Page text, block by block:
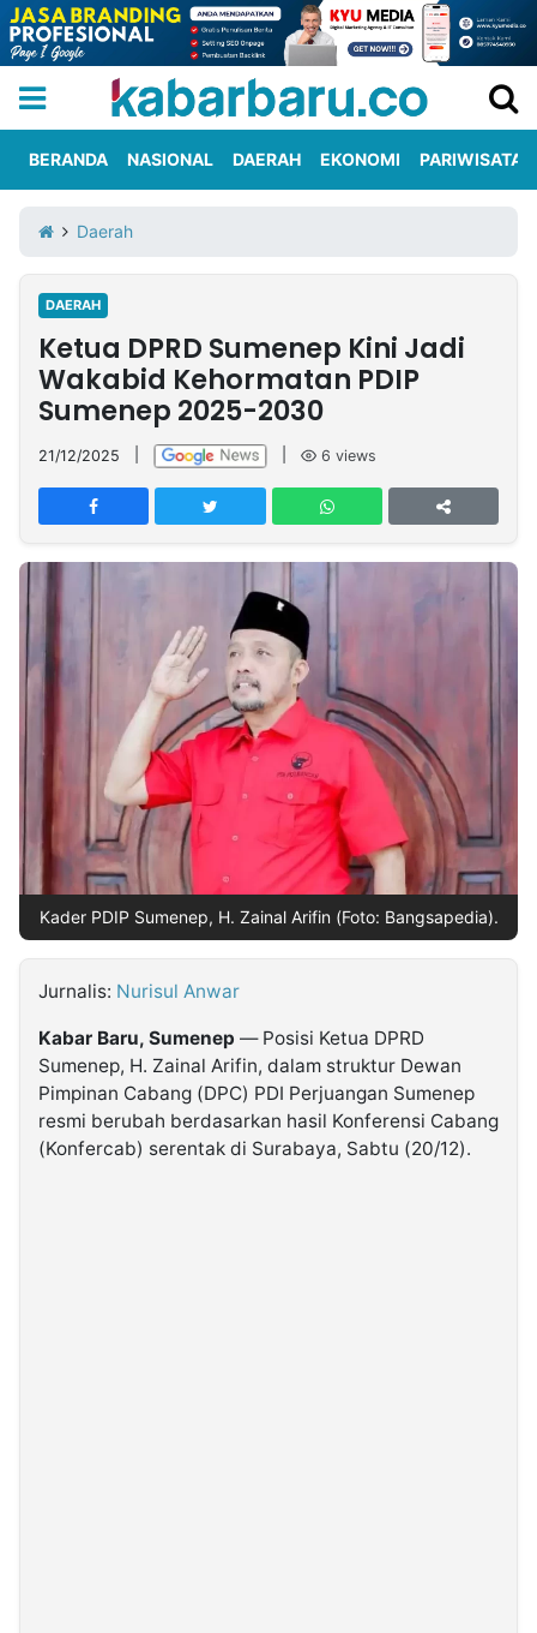
Iklan
Berita
Kami
Nasional
International
Olahraga
Entertainment
Daerah
Pariwisata
Kuliner
Kolom
Network
PT
TREETAN
INDONESIA
Partner
NTB
Time
IDN
Jogja
Rakyat
News
Notice
Dinamikapost.com
Baru
Kabarbaru
Kabarbaru.co
BERANDA NASIONAL DAERAH EKONOMI PARIWISATA
Daerah
DAERAH
Ketua DPRD Sumenep Kini Jadi
Wakabid Kehormatan PDIP
Sumenep 2025-2030
21/12/2025 6 views
Kader PDIP Sumenep, H. Zainal Arifin (Foto: Bangsapedia).
Jurnalis: Nurisul Anwar
Kabar Baru, Sumenep — Posisi Ketua DPRD
Sumenep, H. Zainal Arifin, dalam struktur Dewan
Pimpinan Cabang (DPC) PDI Perjuangan Sumenep
resmi berubah berdasarkan hasil Konferensi Cabang
(Konfercab) serentak di Surabaya, Sabtu (20/12).